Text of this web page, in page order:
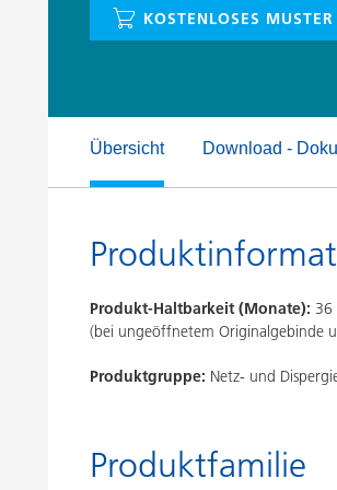
DruckfarbenKOSTENLOSES MUSTER
Übersicht Download -
Produkt-Haltbarkeit (Monate): 36
(bei ungeöffnetem Originalgebinde
Produktgruppe: Netz- und
Produktfamilie